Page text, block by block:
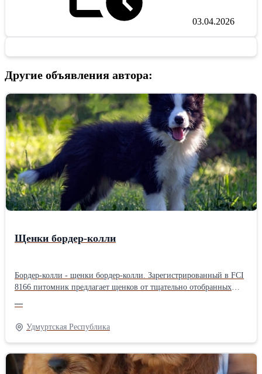
03.04.2026
Другие объявления автора:
Щенки бордер-колли
Бордер-колли - щенки бордер-колли. Зарегистрированный в FCI
8166 питомник предлагает щенков от тщательно отобранных
инфекционных заболевания, а также другие необходимые
проверки здоровья. Наши собаки происходят из лучших
питомников мира: Clan-Abby, Bayshore, Nahrof, Maghera... они
отличаются высоким интеллектом, уравновешенным
темпераментом, исключительной красотой, привязанностью,
дружелюбным отношением к детям, взрослым и другим
—
Удмуртская Республика